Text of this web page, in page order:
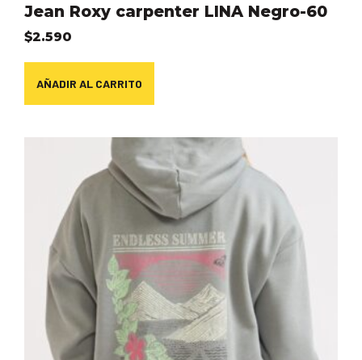
Jean Roxy carpenter LINA Negro-60
$2.590
AÑADIR AL CARRITO